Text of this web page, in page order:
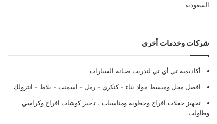
السعودية
شركات وخدمات أخرى
أكاديمية تي أي تي لتدريب صيانة السيارات
افضل محل ومبسط مواد بناء - كنكري - رمل - اسمنت - بلاط - انترولك
تجهيز حفلات افراح وخطوبة ومناسبات ، تأجير كوشات افراح وكراسي
وطاولت